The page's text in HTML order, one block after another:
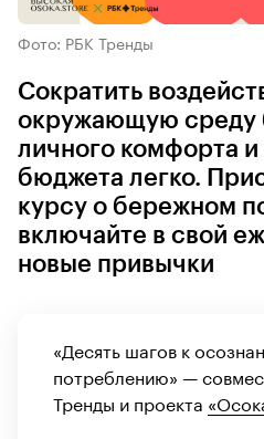
Фото: РБК Тренды
Сократить
окружающую среду
личного комфорта
бюджета легко.
курсу о бережном
включайте в свой
новые привычки
«Десять шагов к
потреблению» —
Тренды и проекта